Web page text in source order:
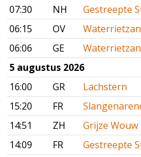
07:30
NH
Gestreepte
06:15
OV
06:06
GE
5 augustus 2026
16:00
GR
Lachstern
15:20
FR
14:51
ZH
Grijze Wouw
14:09
FR
Gestreepte